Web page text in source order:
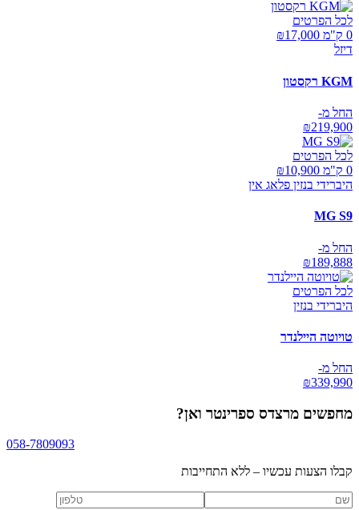
לכל הפרטים
0 ק"מ ₪
17,000
דיזל
KGM רקסטון
החל מ-
₪219,900
לכל הפרטים
0 ק"מ ₪
10,900
היברידי בנזין פלאג אין
MG S9
החל מ-
₪189,888
לכל הפרטים
היברידי בנזין
טויוטה היילנדר
החל מ-
₪339,990
מחפשים מרצדס ספרינטר ואן?
058-7809093
קבלו הצעות עכשיו – ללא התחייבות